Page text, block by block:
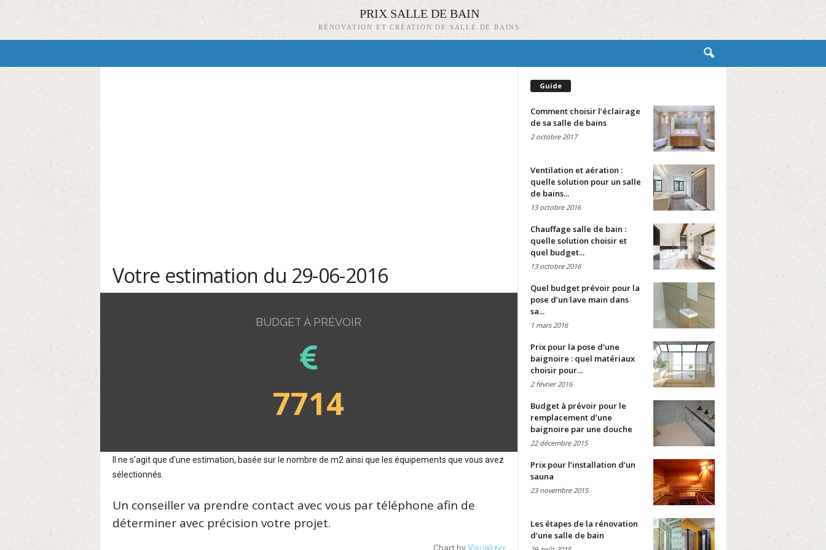
PRIX SALLE DE BAIN
RÉNOVATION ET CRÉATION DE SALLE DE BAINS
Votre estimation du 29-06-2016
BUDGET À PRÉVOIR
7714
Il ne s'agit que d'une estimation, basée sur le nombre de m2 ainsi que les équipements que vous avez
sélectionnés.
Un conseiller va prendre contact avec vous par téléphone afin de
déterminer avec précision votre projet.
Chart byVisualizer
Guide
Comment choisir l’éclairage
de sa salle de bains
2 octobre 2017
Ventilation et aération :
quelle solution pour un salle
de bains...
13 octobre 2016
Chauffage salle de bain :
quelle solution choisir et
quel budget...
13 octobre 2016
Quel budget prévoir pour la
pose d’un lave main dans
sa...
1 mars 2016
Prix pour la pose d’une
baignoire : quel matériaux
choisir pour...
2 février 2016
Budget à prévoir pour le
remplacement d’une
baignoire par une douche
22 décembre 2015
Prix pour l’installation d’un
sauna
23 novembre 2015
Les étapes de la rénovation
d’une salle de bain